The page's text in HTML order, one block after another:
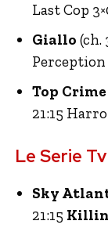
Last Cop
Giallo (ch.
Perception
Top Crime
21:15
Le Serie
Sky
21:15